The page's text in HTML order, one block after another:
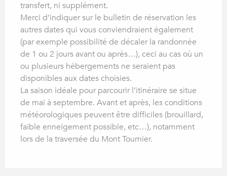
transfert, ni supplément.
Merci d’indiquer sur le bulletin de réservation les
autres dates qui vous conviendraient également
(par exemple possibilité de décaler la randonnée
de 1 ou 2 jours avant ou après…), ceci au cas où un
ou plusieurs hébergements ne seraient pas
disponibles aux dates choisies.
La saison idéale pour parcourir l’itinéraire se situe
de mai à septembre. Avant et après, les conditions
météorologiques peuvent être difficiles (brouillard,
faible enneigement possible, etc…), notamment
lors de la traversée du Mont Tournier.